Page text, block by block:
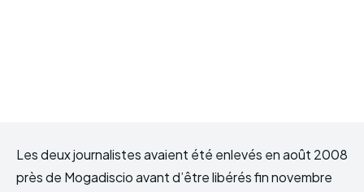
Les deux journalistes avaient été enlevés en août 2008
près de Mogadiscio avant d’être libérés fin novembre